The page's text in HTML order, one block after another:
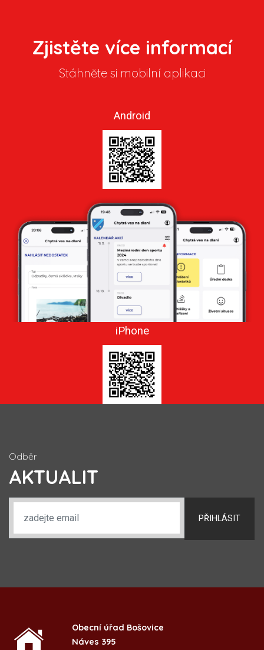
Zjistěte více informací
Stáhněte si mobilní aplikaci
Android
iPhone
Odběr
AKTUALIT
PŘIHLÁSIT
Obecní úřad Bošovice
Náves 395